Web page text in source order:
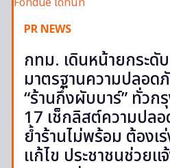
PR NEWS
กทม. เดินหน้ายกระดับ
มาตรฐานความปลอด
“ร้านกึ่งผับบาร์” ทั่วก
17 เช็กลิสต์ความปล
ย้ำร้านไม่พร้อม ต้องเ
แก้ไข ประชาชนช่วยแ